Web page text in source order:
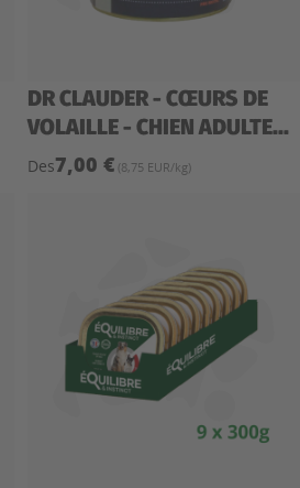
DR CLAUDER - CŒURS DE
VOLAILLE - CHIEN ADULTE...
Des7,00 € (8,75 EUR/kg)